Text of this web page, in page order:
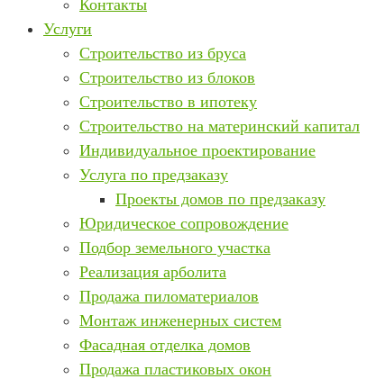
Контакты
Услуги
Строительство из бруса
Строительство из блоков
Строительство в ипотеку
Строительство на материнский капитал
Индивидуальное проектирование
Услуга по предзаказу
Проекты домов по предзаказу
Юридическое сопровождение
Подбор земельного участка
Реализация арболита
Продажа пиломатериалов
Монтаж инженерных систем
Фасадная отделка домов
Продажа пластиковых окон